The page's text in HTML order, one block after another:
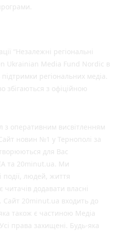
“Незалежні регіональні
Ukrainian Media Fund Nordic в
регіональних медіа.
збігаються з офіційною
оперативним висвітленням
новин №1 у Тернополі за
для Вас
та 20minut.ua. Ми
події, людей, життя
додавати власні
Сайт 20minut.ua входить до
також є частиною Медіа
права захищені. Будь-яка